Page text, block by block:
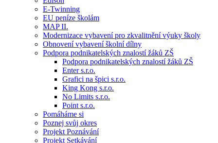
E-Twinning
EU peníze školám
MAP II.
Modernizace vybavení pro zkvalitnění výuky školy
Obnovení vybavení školní dílny
Podpora podnikatelských znalostí žáků ZŠ
Podpora podnikatelských znalostí žáků ZŠ
Enter s.r.o.
Grafici na špici s.r.o.
King Kong s.r.o.
No Limits s.r.o.
Point s.r.o.
Pomáháme si
Poznej svůj okres
Projekt Poznávání
Projekt Setkávání